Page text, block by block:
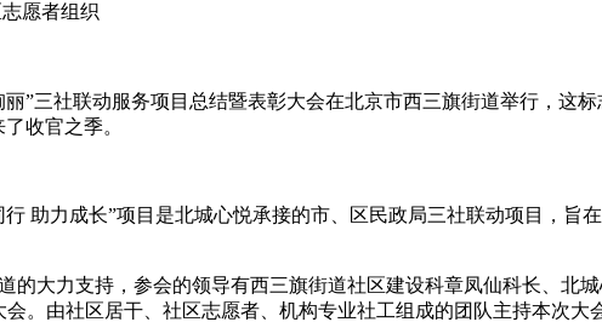
愿者组织
”三社联动服务项目总结暨表彰大会在北京市西三旗街道举行，这
收官之季。
助力成长”项目是北城心悦承接的市、区民政局三社联动项目，
的大力支持，参会的领导有西三旗街道社区建设科章凤仙科长、北
。由社区居干、社区志愿者、机构专业社工组成的团队主持本次大